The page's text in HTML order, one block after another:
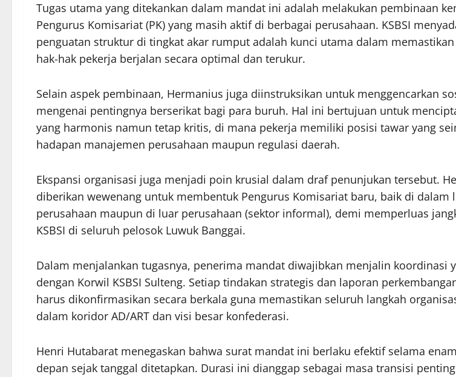
Tugas utama yang ditekankan dalam mandat ini adalah melakukan pembinaan
Pengurus Komisariat (PK) yang masih aktif di berbagai perusahaan. KSBSI
penguatan struktur di tingkat akar rumput adalah kunci utama dalam
hak-hak pekerja berjalan secara optimal dan terukur.
Selain aspek pembinaan, Hermanius juga diinstruksikan untuk menggencarkan
mengenai pentingnya berserikat bagi para buruh. Hal ini bertujuan untuk
yang harmonis namun tetap kritis, di mana pekerja memiliki posisi tawar yang
hadapan manajemen perusahaan maupun regulasi daerah.
Ekspansi organisasi juga menjadi poin krusial dalam draf penunjukan tersebut.
diberikan wewenang untuk membentuk Pengurus Komisariat baru, baik di dalam
perusahaan maupun di luar perusahaan (sektor informal), demi memperluas
KSBSI di seluruh pelosok Luwuk Banggai.
Dalam menjalankan tugasnya, penerima mandat diwajibkan menjalin koordinasi
dengan Korwil KSBSI Sulteng. Setiap tindakan strategis dan laporan
harus dikonfirmasikan secara berkala guna memastikan seluruh langkah
dalam koridor AD/ART dan visi besar konfederasi.
Henri Hutabarat menegaskan bahwa surat mandat ini berlaku efektif selama
depan sejak tanggal ditetapkan. Durasi ini dianggap sebagai masa transisi